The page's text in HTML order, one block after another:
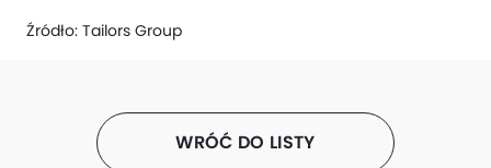
Źródło: Tailors Group
WRÓĆ DO LISTY